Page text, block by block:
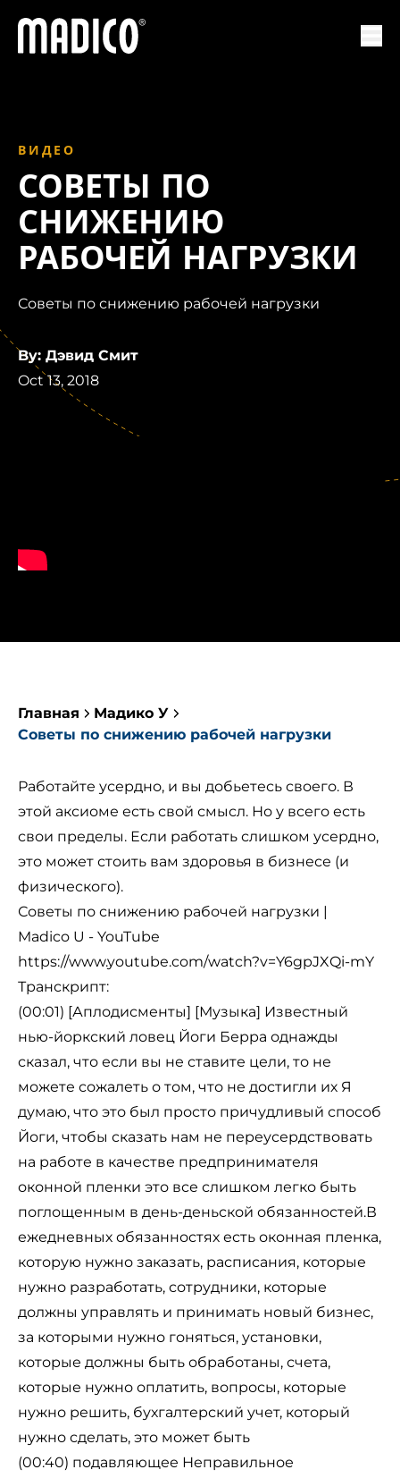
Мадико
ВИДЕО
СОВЕТЫ ПО
СНИЖЕНИЮ
РАБОЧЕЙ НАГРУЗКИ
Советы по снижению рабочей нагрузки
By: Дэвид Смит
Oct 13, 2018
Главная
Мадико У
Советы по снижению рабочей нагрузки
Работайте усердно, и вы добьетесь своего. В
этой аксиоме есть свой смысл. Но у всего есть
свои пределы. Если работать слишком усердно,
это может стоить вам здоровья в бизнесе (и
физического).
Советы по снижению рабочей нагрузки |
Madico U - YouTube
https://www.youtube.com/watch?v=Y6gpJXQi-mY
Транскрипт:
(00:01) [Аплодисменты] [Музыка] Известный
нью-йоркский ловец Йоги Берра однажды
сказал, что если вы не ставите цели, то не
можете сожалеть о том, что не достигли их Я
думаю, что это был просто причудливый способ
Йоги, чтобы сказать нам не переусердствовать
на работе в качестве предпринимателя
оконной пленки это все слишком легко быть
поглощенным в день-деньской обязанностей.В
ежедневных обязанностях есть оконная пленка,
которую нужно заказать, расписания, которые
нужно разработать, сотрудники, которые
должны управлять и принимать новый бизнес,
за которыми нужно гоняться, установки,
которые должны быть обработаны, счета,
которые нужно оплатить, вопросы, которые
нужно решить, бухгалтерский учет, который
нужно сделать, это может быть
(00:40) подавляющее Неправильное